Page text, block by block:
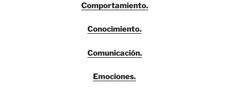
Comportamiento.
Conocimiento.
Comunicación.
Emociones.